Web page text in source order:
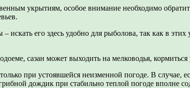
укрытиям, особое внимание необходимо
искать его здесь удобно для рыболова, так как в
сазан может выходить на мелководья,
при устоявшейся неизменной погоде. В случае,
дождик при стабильно теплой погоде вполне